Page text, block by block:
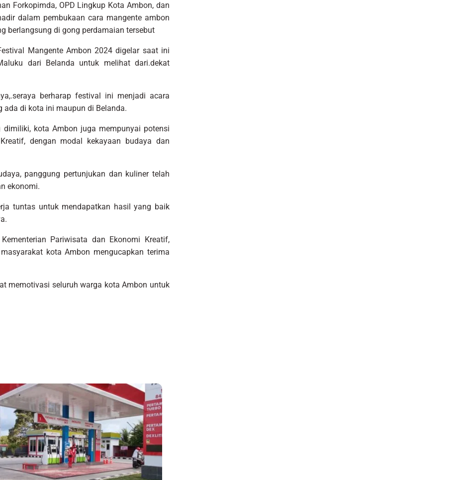
Forkopimda, OPD Lingkup Kota Ambon, dan
dalam pembukaan cara mangente ambon
berlangsung di gong perdamaian tersebut
Mangente Ambon 2024 digelar saat ini
dari Belanda untuk melihat dari.dekat
berharap festival ini menjadi acara
di kota ini maupun di Belanda.
kota Ambon juga mempunyai potensi
dengan modal kekayaan budaya dan
panggung pertunjukan dan kuliner telah
ekonomi.
tuntas untuk mendapatkan hasil yang baik
Pariwisata dan Ekonomi Kreatif,
kota Ambon mengucapkan terima
memotivasi seluruh warga kota Ambon untuk